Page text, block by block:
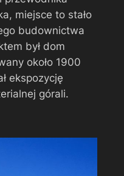
miejsce to stało
budownictwa
był dom
około 1900
ekspozycję
górali.